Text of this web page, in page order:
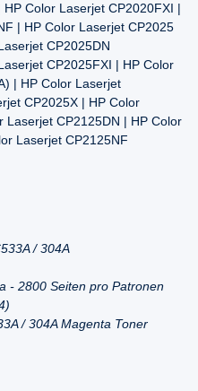
Color Laserjet CP2020FXI |
| HP Color Laserjet CP2025
CP2025DN
CP2025FXI | HP Color
| HP Color Laserjet
CP2025X | HP Color
Laserjet CP2125DN | HP Color
Laserjet CP2125NF
/ 304A
- 2800 Seiten pro Patronen
/ 304A Magenta Toner